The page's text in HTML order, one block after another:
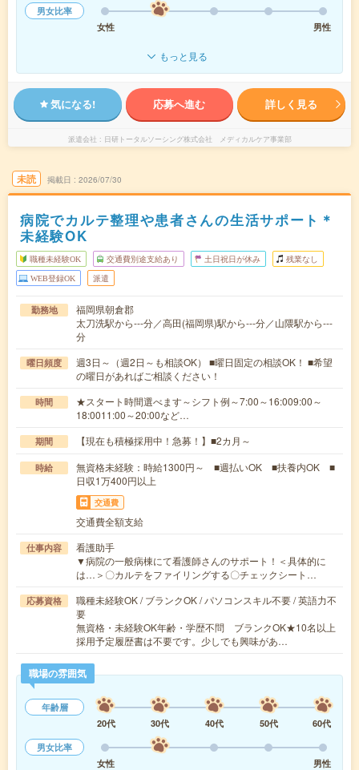
男女比率
女性
男性
もっと見る
気になる! 応募へ進む 詳しく見る
派遣会社 日研トータルソーシング株式会社 メディカルケア事業部
未読 掲載日 2026/07/30
病院でカルテ整理や患者さんの生活サポート＊
未経験OK
職種未経験OK 交通費別途支給あり 土日祝日が休み 残業なし
WEB登録OK 派遣
勤務地
福岡県朝倉郡
太刀洗駅から---分／高田(福岡県)駅から---分／山隈駅から---
分
曜日頻度
週3日～（週2日～も相談OK） ■曜日固定の相談OK！ ■希望
の曜日があればご相談ください！
時間
★スタート時間選べます～シフト例～7:00～16:009:00～
18:0011:00～20:00など…
期間 【現在も積極採用中！急募！】■2カ月～
時給
無資格未経験：時給1300円～ ■週払いOK ■扶養内OK ■
日収1万400円以上
交通費
交通費全額支給
仕事内容
看護助手
▼病院の一般病棟にて看護師さんのサポート！＜具体的に
は…＞〇カルテをファイリングする〇チェックシート…
応募資格
職種未経験OK / ブランクOK / パソコンスキル不要 / 英語力不
要
無資格・未経験OK年齢・学歴不問 ブランクOK★10名以上
採用予定履歴書は不要です。少しでも興味があ…
職場の雰囲気
年齢層
20代
30代 40代 50代
60代
男女比率
女性
男性